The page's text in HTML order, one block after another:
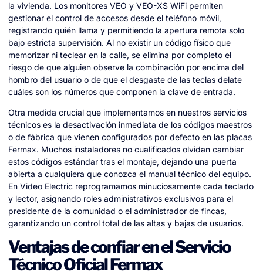
la vivienda. Los monitores VEO y VEO-XS WiFi permiten
gestionar el control de accesos desde el teléfono móvil,
registrando quién llama y permitiendo la apertura remota solo
bajo estricta supervisión. Al no existir un código físico que
memorizar ni teclear en la calle, se elimina por completo el
riesgo de que alguien observe la combinación por encima del
hombro del usuario o de que el desgaste de las teclas delate
cuáles son los números que componen la clave de entrada.
Otra medida crucial que implementamos en nuestros servicios
técnicos es la desactivación inmediata de los códigos maestros
o de fábrica que vienen configurados por defecto en las placas
Fermax. Muchos instaladores no cualificados olvidan cambiar
estos códigos estándar tras el montaje, dejando una puerta
abierta a cualquiera que conozca el manual técnico del equipo.
En Video Electric reprogramamos minuciosamente cada teclado
y lector, asignando roles administrativos exclusivos para el
presidente de la comunidad o el administrador de fincas,
garantizando un control total de las altas y bajas de usuarios.
Ventajas de confiar en el Servicio
Técnico Oficial Fermax